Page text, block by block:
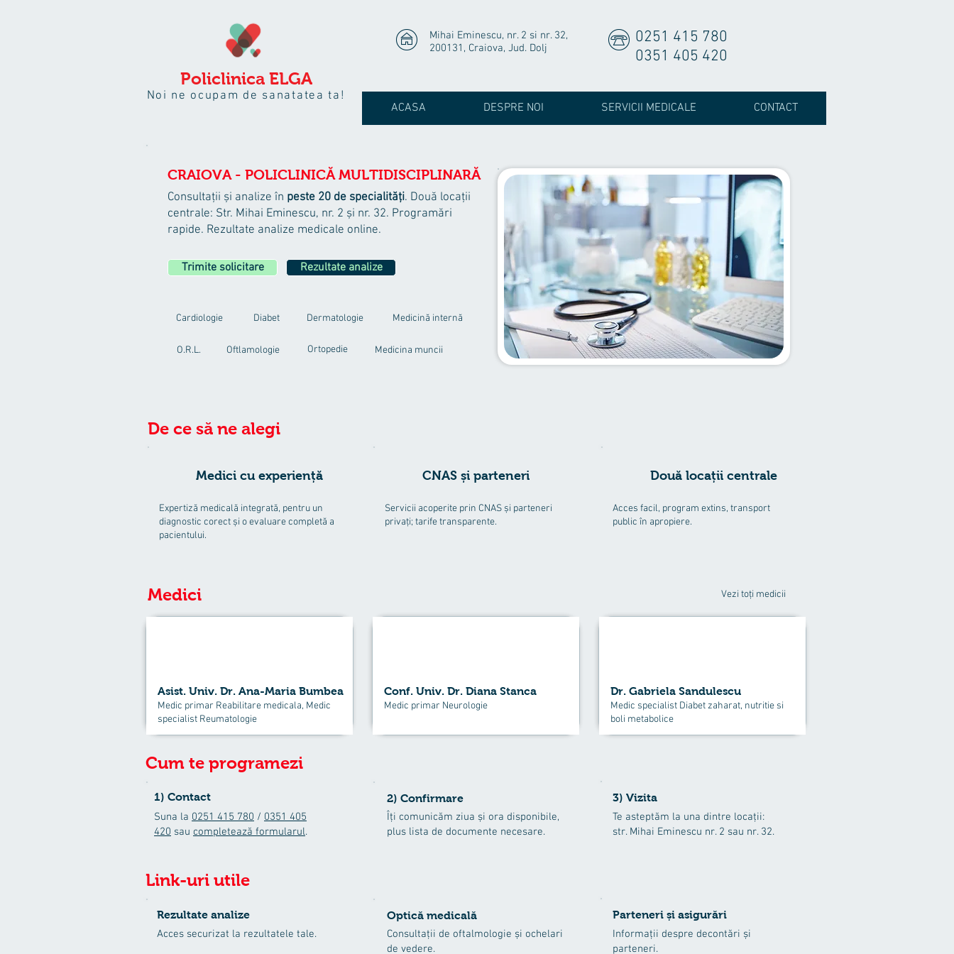
Policlinica ELGA
Noi ne ocupam de sanatatea ta!
Mihai Eminescu, nr. 2 si nr. 32,
200131, Craiova, Jud. Dolj
0251 415 780
0351 405 420
ACASA DESPRE NOI SERVICII MEDICALE CONTACT
CRAIOVA - POLICLINICĂ MULTIDISCIPLINARĂ
Consultații și analize în peste 20 de specialități. Două locații
centrale: Str. Mihai Eminescu, nr. 2 și nr. 32. Programări
rapide. Rezultate analize medicale online.
Trimite solicitare Rezultate analize
Cardiologie Diabet Dermatologie Medicină internă
O.R.L. Oftlamologie Ortopedie Medicina muncii
De ce să ne alegi
Medici cu experiență
Expertiză medicală integrată, pentru un
diagnostic corect și o evaluare completă a
pacientului.
CNAS și parteneri
Servicii acoperite prin CNAS și parteneri
privați; tarife transparente.
Două locații centrale
Acces facil, program extins, transport
public în apropiere.
Medici Vezi toți medicii
Asist. Univ. Dr. Ana-Maria Bumbea
Medic primar Reabilitare medicala, Medic
specialist Reumatologie
Conf. Univ. Dr. Diana Stanca
Medic primar Neurologie
Dr. Gabriela Sandulescu
Medic specialist Diabet zaharat, nutritie si
boli metabolice
Cum te programezi
1) Contact
Suna la 0251 415 780 / 0351 405
420 sau completează formularul.
2) Confirmare
Îți comunicăm ziua și ora disponibile,
plus lista de documente necesare.
3) Vizita
Te asteptăm la una dintre locații:
str. Mihai Eminescu nr. 2 sau nr. 32.
Link-uri utile
Rezultate analize
Acces securizat la rezultatele tale.
Optică medicală
Consultații de oftalmologie și ochelari
de vedere.
Parteneri și asigurări
Informații despre decontări și
parteneri.